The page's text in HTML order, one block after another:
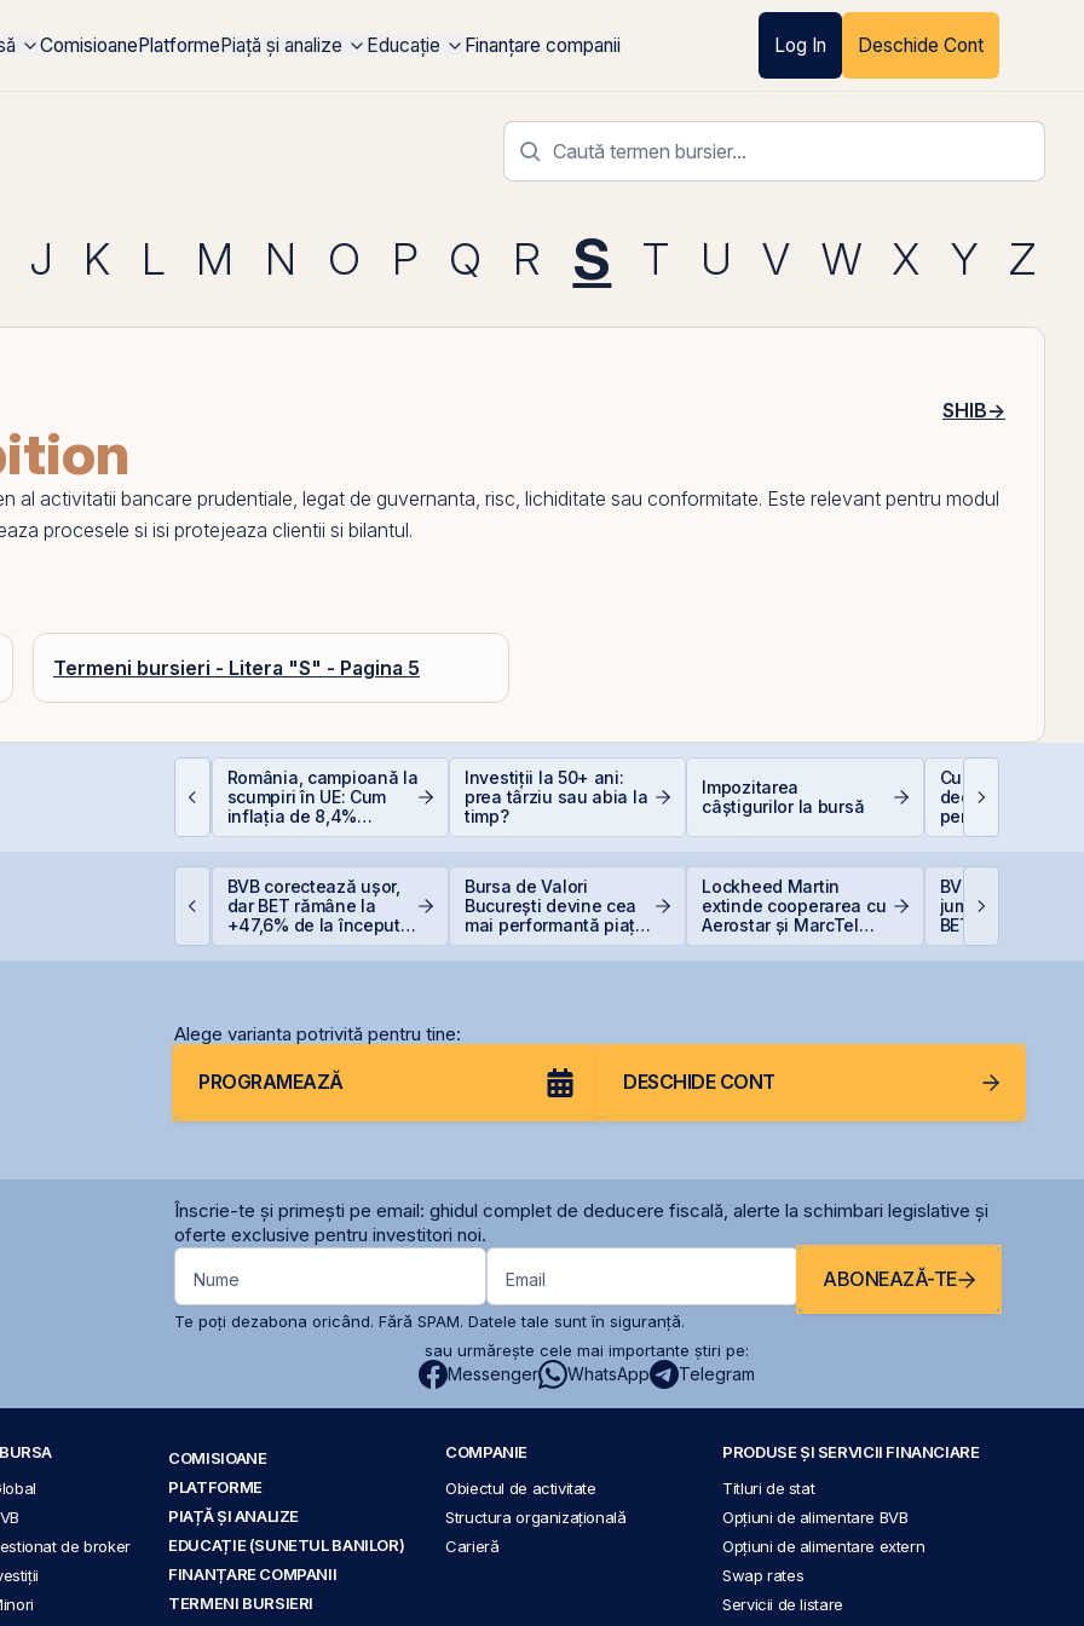
ComisioanePlatformePiață și analize Educație Finanțare companii Log In Deschide Cont
J K L M N O P Q R S T U V W X Y Z
SHIB→
al activitatii bancare prudentiale, legat de guvernanta, risc, lichiditate sau conformitate. Este relevant pentru modul
procesele si isi protejeaza clientii si bilantul.
Termeni bursieri - Litera "S" - Pagina 5
România, campioană la
scumpiri în UE: Cum
inflația de 8,4%
erodează bugetul și
Investiții la 50+ ani:
prea târziu sau abia la
timp?
Impozitarea
câștigurilor la bursă
Cum
deducerea
pentru investiții
bursă
semestru cu o pierdere
BVB corectează ușor,
dar BET rămâne la
+47,6% de la începutul
Bursa de Valori
București devine cea
mai performantă piață
Lockheed Martin
extinde cooperarea cu
Aerostar și MarcTel
BVB încheie
jumătate din
BET +33% și
capitalizare
Alege varianta potrivită pentru tine:
PROGRAMEAZĂ DESCHIDE CONT
Înscrie-te și primești pe email: ghidul complet de deducere fiscală, alerte la schimbari legislative și
oferte exclusive pentru investitori noi.
Nume Email ABONEAZĂ-TE
Te poți dezabona oricând. Fără SPAM. Datele tale sunt în siguranță.
sau urmărește cele mai importante știri pe:
Messenger WhatsApp Telegram
de broker
COMISIOANE
PLATFORME
PIAȚĂ ȘI ANALIZE
EDUCAȚIE (SUNETUL BANILOR)
FINANȚARE COMPANII
TERMENI BURSIERI
COMPANIE
Obiectul de activitate
Structura organizațională
Carieră
PRODUSE ȘI SERVICII FINANCIARE
Titluri de stat
Opțiuni de alimentare BVB
Opțiuni de alimentare extern
Swap rates
Servicii de listare